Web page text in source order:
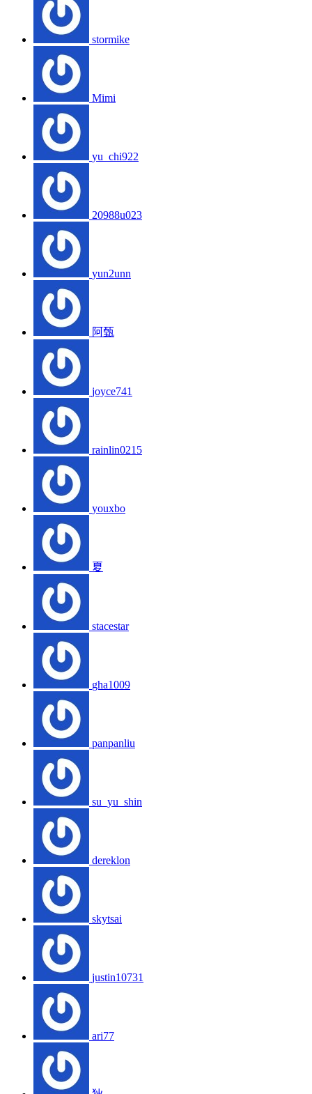
stormike
Mimi
yu_chi922
20988u023
yun2unn
阿甄
joyce741
rainlin0215
youxbo
夏
stacestar
gha1009
panpanliu
su_yu_shin
dereklon
skytsai
justin10731
ari77